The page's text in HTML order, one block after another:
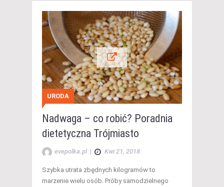
URODA
Nadwaga – co robić? Poradnia
dietetyczna Trójmiasto
evepolka.pl | Kwi 21, 2018
Szybka utrata zbędnych kilogramów to
marzenie wielu osób. Próby samodzielnego